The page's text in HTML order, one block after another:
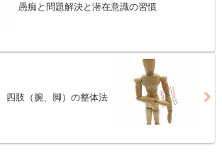
愚痴と問題解決と潜在意識の習慣
四肢（腕、脚）の整体法